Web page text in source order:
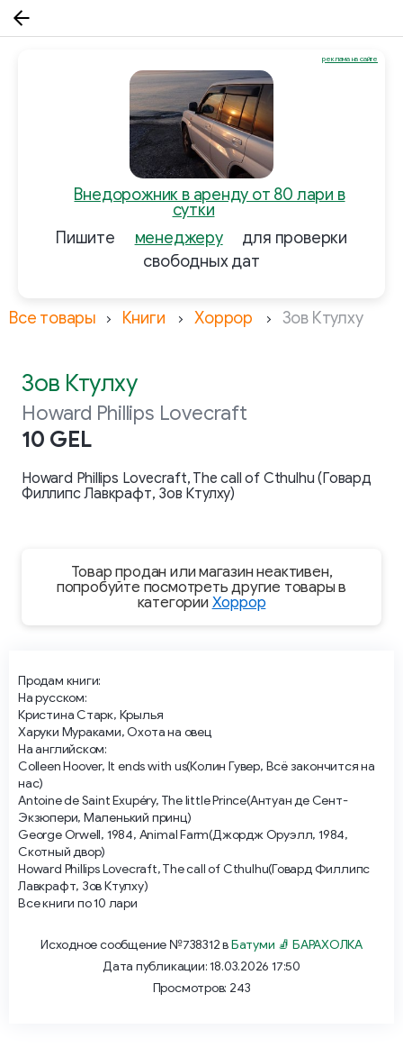
Внедорожник в аренду от 80 лари в
сутки
Пишите
менеджеру
для проверки
свободных дат
реклама на сайте
Все товары Книги Хоррор Зов Ктулху
Зов Ктулху
Howard Phillips Lovecraft
10 GEL
Howard Phillips Lovecraft, The call of Cthulhu (Говард
Филлипс Лавкрафт, Зов Ктулху)
Товар продан или магазин неактивен,
попробуйте посмотреть другие товары в
категории Хоррор
Продам книги:
На русском:
Кристина Старк, Крылья
Харуки Мураками, Охота на овец
На английском:
Colleen Hoover, It ends with us(Колин Гувер, Всё закончится на
нас)
Antoine de Saint Exupéry, The little Prince(Антуан де Сент-
Экзюпери, Маленький принц)
George Orwell, 1984, Animal Farm(Джордж Оруэлл, 1984,
Скотный двор)
Howard Phillips Lovecraft, The call of Cthulhu(Говард Филлипс
Лавкрафт, Зов Ктулху)
Все книги по 10 лари
Исходное сообщение №738312 вБатуми 🧦 БАРАХОЛКА
Дата публикации: 18.03.2026 17:50
Просмотров: 243